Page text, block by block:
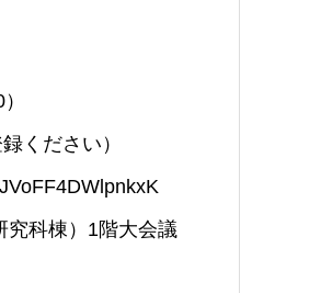
ください）
究科棟）1階大会議